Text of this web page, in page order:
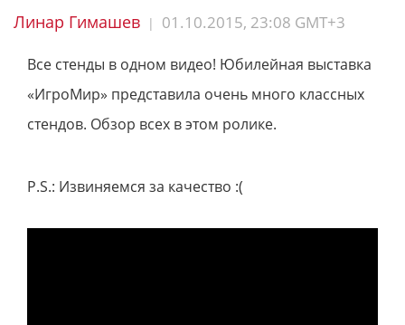
Линар Гимашев | 01.10.2015, 23:08 GMT+3
Все стенды в одном видео! Юбилейная выставка
«ИгроМир» представила очень много классных
стендов. Обзор всех в этом ролике.
P.S.: Извиняемся за качество :(